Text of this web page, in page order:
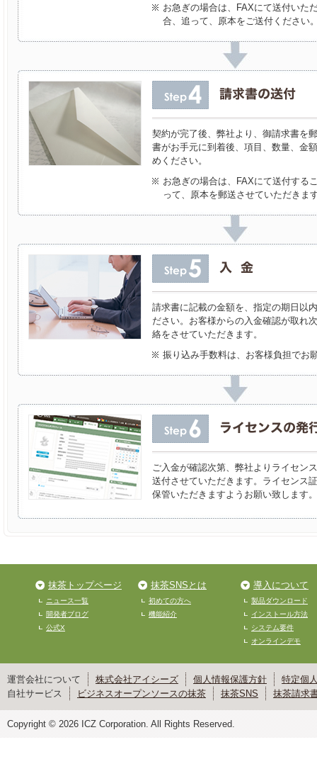
お急ぎの場合は、FAXにて送付いた
合、追って、原本をご送付ください
契約が完了後、弊社より、御請求書を
書がお手元に到着後、項目、数量、金
めください。
お急ぎの場合は、FAXにて送付する
って、原本を郵送させていただきま
請求書に記載の金額を、指定の期日以
ださい。お客様からの入金確認が取れ
絡をさせていただきます。
振り込み手数料は、お客様負担でお
ご入金が確認次第、弊社よりライセン
送付させていただきます。ライセンス
保管いただきますようお願い致します。
抹茶トップページ
ニュース一覧
開発者ブログ
公式X
抹茶SNSとは
初めての方へ
機能紹介
導入について
製品ダウンロード
インストール方法
システム要件
オンラインデモ
運営会社について 株式会社アイシーズ 個人情報保護方針
特定個
自社サービス
ビジネスオープンソースの抹茶 抹茶SNS 抹茶請求
Copyright © 2026 ICZ Corporation. All Rights Reserved.